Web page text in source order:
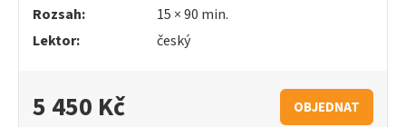
Rozsah:
15 ×90 min.
Lektor:
český
5 450 Kč OBJEDNAT